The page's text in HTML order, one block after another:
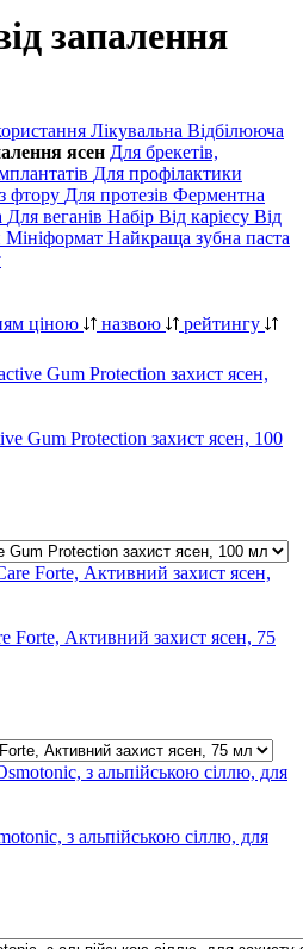
запалення
Лікувальна Відбілююча
ясен Для брекетів,
Для профілактики
фтору Для протезів Ферментна
Для веганів Набір Від карієсу Від
Мініформат Найкраща зубна паста
ціною назвою
рейтингу
Gum Protection захист ясен, 100
Forte, Активний захист ясен, 75
з альпійською сіллю, для